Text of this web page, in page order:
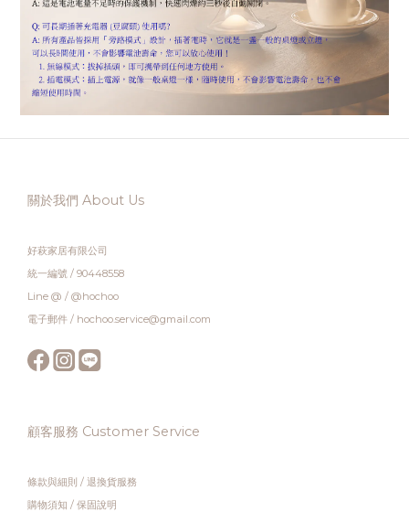
關於我們 About Us
好萩家居有限公司
統一編號 / 90448558
Line @ / @hochoo
電子郵件 / hochoo.service@gmail.com
顧客服務 Customer Service
條款與細則 / 退換貨服務
購物須知 / 保固說明